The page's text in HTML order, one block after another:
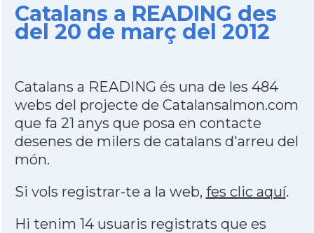
Catalans a READING des
del 20 de març del 2012
Catalans a READING és una de les 484
webs del projecte de Catalansalmon.com
que fa 21 anys que posa en contacte
desenes de milers de catalans d'arreu del
món.
Si vols registrar-te a la web, fes clic aquí.
Hi tenim 14 usuaris registrats que es